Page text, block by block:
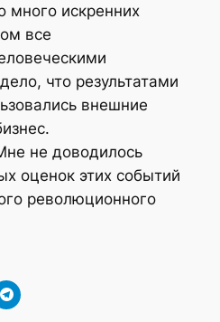
много искренних
все
что результатами
внешние
не доводилось
оценок этих событий
революционного
Нажмите,
чтобы